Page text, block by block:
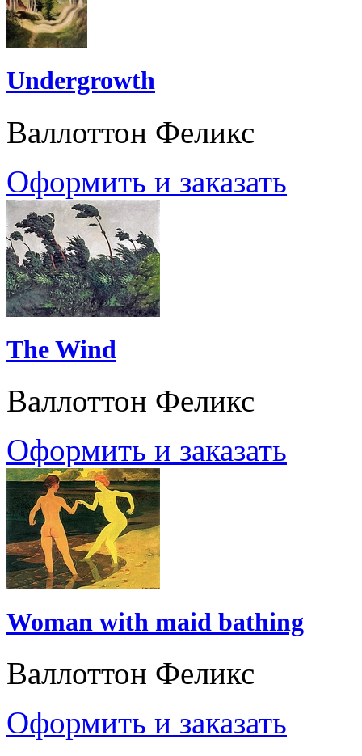
Undergrowth
Валлоттон Феликс
Оформить и заказать
The Wind
Валлоттон Феликс
Оформить и заказать
Woman with maid bathing
Валлоттон Феликс
Оформить и заказать